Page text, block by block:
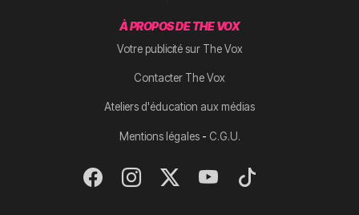
À PROPOS DE THE VOX
Votre publicité sur The Vox
Contacter The Vox
Ateliers d'éducation aux médias
Mentions légales- C.G.U.